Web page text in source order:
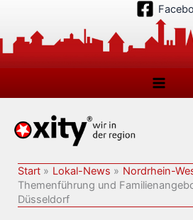
springen
Start Lokal-News Nordrhein-
Themenführung und
Düsseldorf